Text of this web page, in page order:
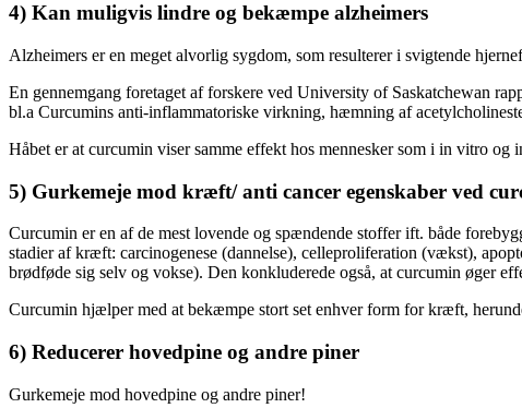
4) Kan muligvis lindre og bekæmpe alzheimers
Alzheimers er en meget alvorlig sygdom, som resulterer i svigtende
En gennemgang foretaget af forskere ved University of Saskatchewan
bl.a Curcumins anti-inflammatoriske virkning, hæmning af
Håbet er at curcumin viser samme effekt hos mennesker som i in vitro
5) Gurkemeje mod kræft/ anti cancer egenskaber ved
Curcumin er en af ​​de mest lovende og spændende stoffer ift. både
stadier af kræft: carcinogenese (dannelse), celleproliferation (vækst),
brødføde sig selv og vokse). Den konkluderede også, at curcumin øger
Curcumin hjælper med at bekæmpe stort set enhver form for kræft,
6) Reducerer hovedpine og andre piner
Gurkemeje mod hovedpine og andre piner!